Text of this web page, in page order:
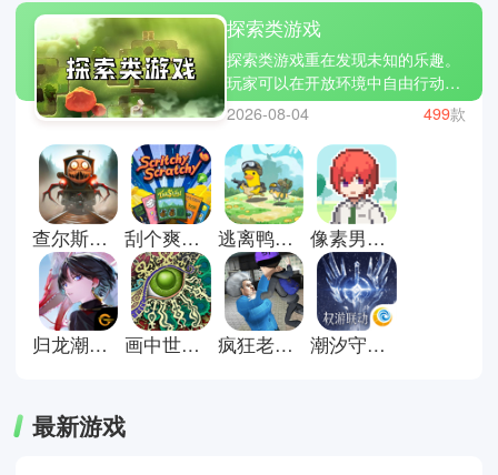
探索类游戏
探索类游戏重在发现未知的乐趣。
玩家可以在开放环境中自由行动，
寻找隐藏线索与故事碎片。没有过
多限制，更多是引导与提示，让人
逐步拼凑世界全貌。过程中既有安
静的观察，也有偶然的惊喜。适合
喜欢慢节奏与沉浸体验的人细细体
会。这里有些探索类游戏推荐；闪
耀小镇派对，石器时代生存和光合
战队。
2026-08-04 499款
查尔斯小火车游戏手机版 刮个爽游戏正式版 逃离鸭科夫正版 像素男友中文版
归龙潮官方正版 画中世界手机版 疯狂老奶奶中文版 潮汐守望者手游
最新游戏